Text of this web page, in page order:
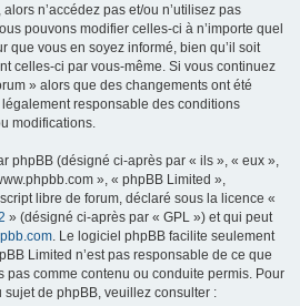
h
e
n’accédez pas et/ou n’utilisez pas
pouvons modifier celles-ci à n’importe quel
que vous en soyez informé, bien qu’il soit
celles-ci par vous-même. Si vous continuez
» alors que des changements ont été
légalement responsable des conditions
modifications.
phpBB (désigné ci-après par « ils », « eux »,
», « phpBB Limited »,
libre de forum, déclaré sous la licence «
» (désigné ci-après par « GPL ») et qui peut
. Le logiciel phpBB facilite seulement
Limited n’est pas responsable de ce que
pas comme contenu ou conduite permis. Pour
de phpBB, veuillez consulter :